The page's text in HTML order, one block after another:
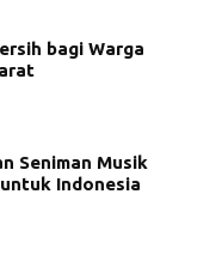
bagi Warga
Seniman Musik
Indonesia